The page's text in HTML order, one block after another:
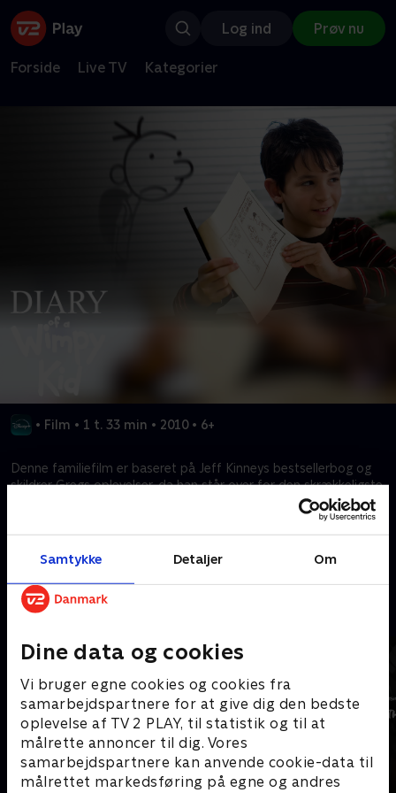
Samtykke Detaljer Om
Dine data og cookies
Vi bruger egne cookies og cookies fra
samarbejdspartnere for at give dig den bedste
oplevelse af TV 2 PLAY, til statistik og til at
målrette annoncer til dig. Vores
samarbejdspartnere kan anvende cookie-data til
målrettet markedsføring på egne og andres
Log ind Prøv nu
Forside Live TV Kategorier
• Film • 1 t. 33 min • 2010 • 6+
Denne familiefilm er baseret på Jeff Kinneys bestsellerbog og
skildrer Gregs oplevelser, da han står over for den skrækkeligste,
Kræver tilkøb
Mere indhold fra Disney+